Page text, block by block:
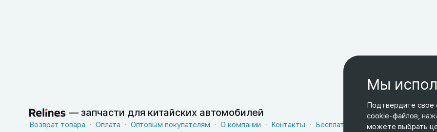
— запчасти для китайских автомобилей
Возврат товара Оплата Оптовым покупателям О компании Контакты Бесплатная доставка
Оферта
Мы
Подтвердите свое
cookie-файлов,
можете выбрать